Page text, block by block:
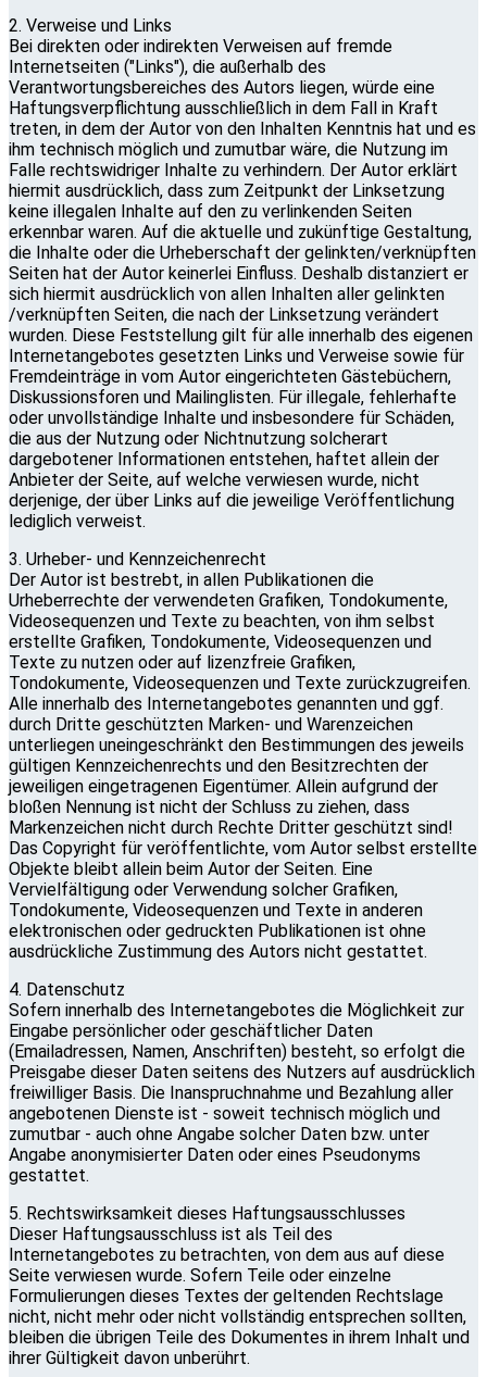
2. Verweise und Links
Bei direkten oder indirekten Verweisen auf fremde
Internetseiten ("Links"), die außerhalb des
Verantwortungsbereiches des Autors liegen, würde eine
Haftungsverpflichtung ausschließlich in dem Fall in Kraft
treten, in dem der Autor von den Inhalten Kenntnis hat und es
ihm technisch möglich und zumutbar wäre, die Nutzung im
Falle rechtswidriger Inhalte zu verhindern. Der Autor erklärt
hiermit ausdrücklich, dass zum Zeitpunkt der Linksetzung
keine illegalen Inhalte auf den zu verlinkenden Seiten
erkennbar waren. Auf die aktuelle und zukünftige Gestaltung,
die Inhalte oder die Urheberschaft der gelinkten/verknüpften
Seiten hat der Autor keinerlei Einfluss. Deshalb distanziert er
sich hiermit ausdrücklich von allen Inhalten aller gelinkten
/verknüpften Seiten, die nach der Linksetzung verändert
wurden. Diese Feststellung gilt für alle innerhalb des eigenen
Internetangebotes gesetzten Links und Verweise sowie für
Fremdeinträge in vom Autor eingerichteten Gästebüchern,
Diskussionsforen und Mailinglisten. Für illegale, fehlerhafte
oder unvollständige Inhalte und insbesondere für Schäden,
die aus der Nutzung oder Nichtnutzung solcherart
dargebotener Informationen entstehen, haftet allein der
Anbieter der Seite, auf welche verwiesen wurde, nicht
derjenige, der über Links auf die jeweilige Veröffentlichung
lediglich verweist.
3. Urheber- und Kennzeichenrecht
Der Autor ist bestrebt, in allen Publikationen die
Urheberrechte der verwendeten Grafiken, Tondokumente,
Videosequenzen und Texte zu beachten, von ihm selbst
erstellte Grafiken, Tondokumente, Videosequenzen und
Texte zu nutzen oder auf lizenzfreie Grafiken,
Tondokumente, Videosequenzen und Texte zurückzugreifen.
Alle innerhalb des Internetangebotes genannten und ggf.
durch Dritte geschützten Marken- und Warenzeichen
unterliegen uneingeschränkt den Bestimmungen des jeweils
gültigen Kennzeichenrechts und den Besitzrechten der
jeweiligen eingetragenen Eigentümer. Allein aufgrund der
bloßen Nennung ist nicht der Schluss zu ziehen, dass
Markenzeichen nicht durch Rechte Dritter geschützt sind!
Das Copyright für veröffentlichte, vom Autor selbst erstellte
Objekte bleibt allein beim Autor der Seiten. Eine
Vervielfältigung oder Verwendung solcher Grafiken,
Tondokumente, Videosequenzen und Texte in anderen
elektronischen oder gedruckten Publikationen ist ohne
ausdrückliche Zustimmung des Autors nicht gestattet.
4. Datenschutz
Sofern innerhalb des Internetangebotes die Möglichkeit zur
Eingabe persönlicher oder geschäftlicher Daten
(Emailadressen, Namen, Anschriften) besteht, so erfolgt die
Preisgabe dieser Daten seitens des Nutzers auf ausdrücklich
freiwilliger Basis. Die Inanspruchnahme und Bezahlung aller
angebotenen Dienste ist - soweit technisch möglich und
zumutbar - auch ohne Angabe solcher Daten bzw. unter
Angabe anonymisierter Daten oder eines Pseudonyms
gestattet.
5. Rechtswirksamkeit dieses Haftungsausschlusses
Dieser Haftungsausschluss ist als Teil des
Internetangebotes zu betrachten, von dem aus auf diese
Seite verwiesen wurde. Sofern Teile oder einzelne
Formulierungen dieses Textes der geltenden Rechtslage
nicht, nicht mehr oder nicht vollständig entsprechen sollten,
bleiben die übrigen Teile des Dokumentes in ihrem Inhalt und
ihrer Gültigkeit davon unberührt.